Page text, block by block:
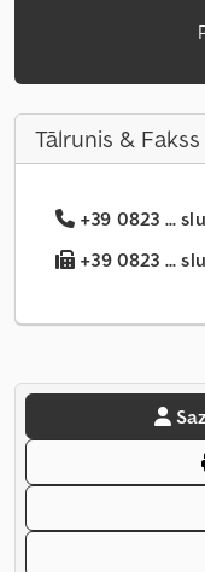
Tālrunis & Fakss
+39 0823 ...
+39 0823 ...